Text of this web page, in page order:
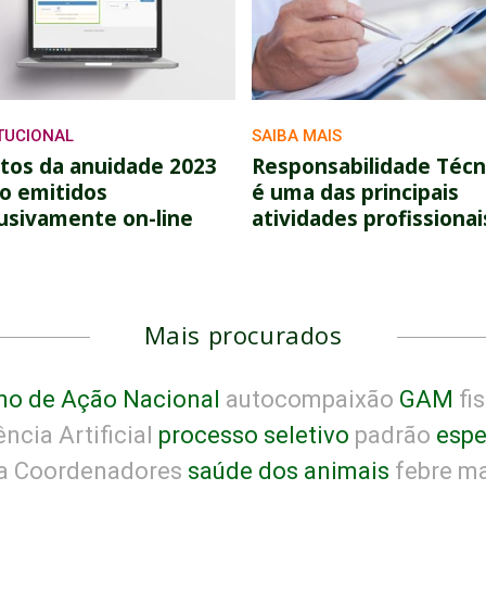
da anuidade 2023
emitidos
on-line
SAIBA MAIS
Responsabilidade
é uma das principais
atividades
Mais procurados
de Ação Nacional autocompaixão GAM
Artificial processo seletivo padrão
Coordenadores saúde dos animais febre